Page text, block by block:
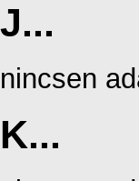
J...
nincsen
K...